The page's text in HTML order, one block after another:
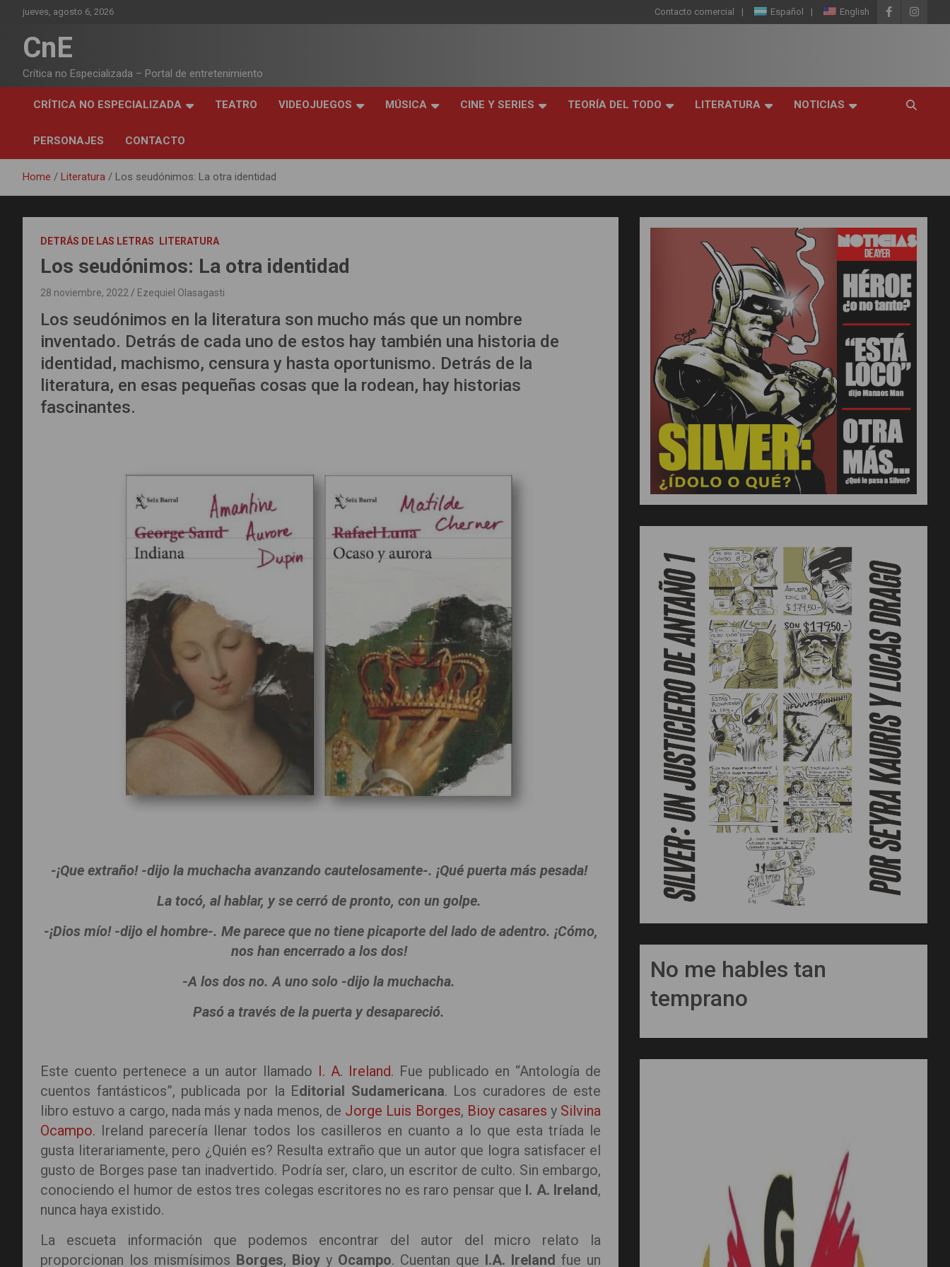
content
jueves, agosto 6, 2026 Contacto comercial Español English
CnE
Crítica no Especializada – Portal de entretenimiento
CRÍTICA NO ESPECIALIZADA TEATRO VIDEOJUEGOS MÚSICA CINE Y SERIES TEORÍA DEL TODO LITERATURA NOTICIAS
PERSONAJES CONTACTO
Home Literatura Los seudónimos: La otra identidad
DETRÁS DE LAS LETRAS LITERATURA
Los seudónimos: La otra identidad
28 noviembre, 2022 Ezequiel Olasagasti
Los seudónimos en la literatura son mucho más que un nombre
inventado. Detrás de cada uno de estos hay también una historia de
identidad, machismo, censura y hasta oportunismo. Detrás de la
literatura, en esas pequeñas cosas que la rodean, hay historias
fascinantes.
-¡Que extraño! -dijo la muchacha avanzando cautelosamente-. ¡Qué puerta más pesada!
La tocó, al hablar, y se cerró de pronto, con un golpe.
-¡Dios mío! -dijo el hombre-. Me parece que no tiene picaporte del lado de adentro. ¡Cómo,
nos han encerrado a los dos!
-A los dos no. A uno solo -dijo la muchacha.
Pasó a través de la puerta y desapareció.
Este cuento pertenece a un autor llamado I. A. Ireland. Fue publicado en “Antología de
cuentos fantásticos”, publicada por la Editorial Sudamericana. Los curadores de este
libro estuvo a cargo, nada más y nada menos, de Jorge Luis Borges, Bioy casares y Silvina
Ocampo. Ireland parecería llenar todos los casilleros en cuanto a lo que esta tríada le
gusta literariamente, pero ¿Quién es? Resulta extraño que un autor que logra satisfacer el
gusto de Borges pase tan inadvertido. Podría ser, claro, un escritor de culto. Sin embargo,
conociendo el humor de estos tres colegas escritores no es raro pensar que I. A. Ireland,
nunca haya existido.
La escueta información que podemos encontrar del autor del micro relato la
proporcionan los mismísimos Borges, Bioy y Ocampo. Cuentan que I.A. Ireland fue un
No me hables tan
temprano